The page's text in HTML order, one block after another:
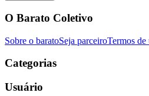
O Barato Coletivo
Sobre o baratoSeja parceiroTermos de
Categorias
Usuário